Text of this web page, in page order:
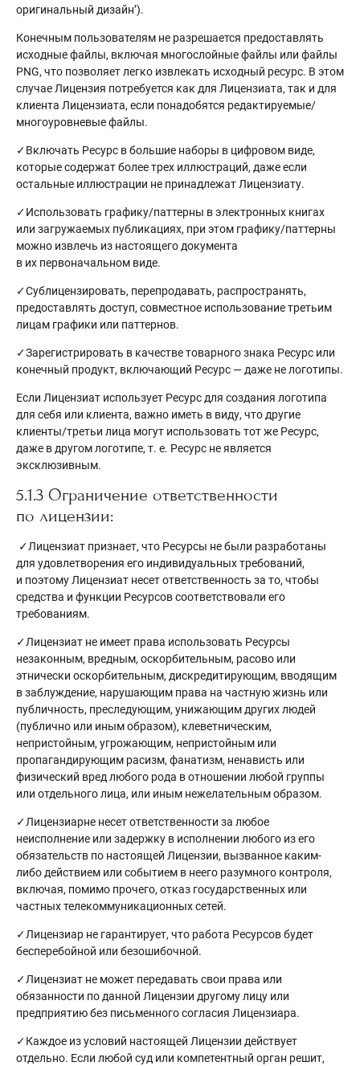
оригинальный дизайн’).
Конечным пользователям не разрешается предоставлять
исходные файлы, включая многослойные файлы или файлы
PNG, что позволяет легко извлекать исходный ресурс. В этом
случае Лицензия потребуется как для Лицензиата, так и для
клиента Лицензиата, если понадобятся редактируемые/
многоуровневые файлы.
✓Включать Ресурс в большие наборы в цифровом виде,
которые содержат более трех иллюстраций, даже если
остальные иллюстрации не принадлежат Лицензиату.
✓Использовать графику/паттерны в электронных книгах
или загружаемых публикациях, при этом графику/паттерны
можно извлечь из настоящего документа
в их первоначальном виде.
✓Сублицензировать, перепродавать, распространять,
предоставлять доступ, совместное использование третьим
лицам графики или паттернов.
✓Зарегистрировать в качестве товарного знака Ресурс или
конечный продукт, включающий Ресурс — даже не логотипы.
Если Лицензиат использует Ресурс для создания логотипа
для себя или клиента, важно иметь в виду, что другие
клиенты/третьи лица могут использовать тот же Ресурс,
даже в другом логотипе, т. е. Ресурс не является
эксклюзивным.
5.1.3 Ограничение ответственности
по лицензии:
✓Лицензиат признает, что Ресурсы не были разработаны
для удовлетворения его индивидуальных требований,
и поэтому Лицензиат несет ответственность за то, чтобы
средства и функции Ресурсов соответствовали его
требованиям.
✓Лицензиат не имеет права использовать Ресурсы
незаконным, вредным, оскорбительным, расово или
этнически оскорбительным, дискредитирующим, вводящим
в заблуждение, нарушающим права на частную жизнь или
публичность, преследующим, унижающим других людей
(публично или иным образом), клеветническим,
непристойным, угрожающим, непристойным или
пропагандирующим расизм, фанатизм, ненависть или
физический вред любого рода в отношении любой группы
или отдельного лица, или иным нежелательным образом.
✓Лицензиарне несет ответственности за любое
неисполнение или задержку в исполнении любого из его
обязательств по настоящей Лицензии, вызванное каким-
либо действием или событием в неего разумного контроля,
включая, помимо прочего, отказ государственных или
частных телекоммуникационных сетей.
✓Лицензиар не гарантирует, что работа Ресурсов будет
бесперебойной или безошибочной.
✓Лицензиат не может передавать свои права или
обязанности по данной Лицензии другому лицу или
предприятию без письменного согласия Лицензиара.
✓Каждое из условий настоящей Лицензии действует
отдельно. Если любой суд или компетентный орган решит,